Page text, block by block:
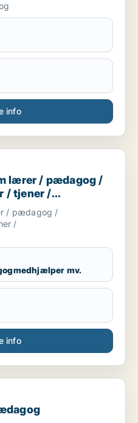
info
/ pædagog /
lærer / pædagog /
/ tjener /
/ pædagog /
/
mv.
info